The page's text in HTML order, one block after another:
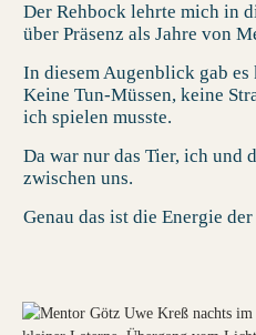
Der Rehbock lehrte mich in
über Präsenz als Jahre von
In diesem Augenblick gab es
Keine Tun-Müssen, keine
ich spielen musste.
Da war nur das Tier, ich und
zwischen uns.
Genau das ist die Energie der